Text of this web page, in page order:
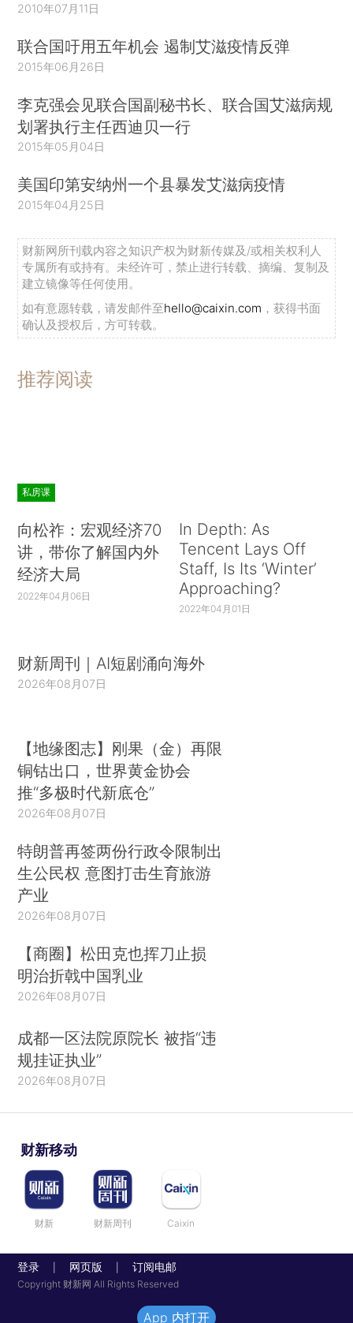
2010年07月11日
联合国吁用五年机会 遏制艾滋疫情反弹
2015年06月26日
李克强会见联合国副秘书长、联合国艾滋病规
划署执行主任西迪贝一行
2015年05月04日
美国印第安纳州一个县暴发艾滋病疫情
2015年04月25日
财新网所刊载内容之知识产权为财新传媒及/或相关权利人
专属所有或持有。未经许可，禁止进行转载、摘编、复制及
建立镜像等任何使用。
如有意愿转载，请发邮件至hello@caixin.com ，获得书面
确认及授权后，方可转载。
推荐阅读
私房课
向松祚：宏观经济70
讲，带你了解国内外
经济大局
2022年04月06日
In Depth: As
Tencent Lays Off
Staff, Is Its ‘Winter’
Approaching?
2022年04月01日
财新周刊｜AI短剧涌向海外
2026年08月07日
【地缘图志】刚果（金）再限
铜钴出口，世界黄金协会
推“多极时代新底仓”
2026年08月07日
特朗普再签两份行政令限制出
生公民权 意图打击生育旅游
产业
2026年08月07日
【商圈】松田克也挥刀止损
明治折戟中国乳业
2026年08月07日
成都一区法院原院长 被指“违
规挂证执业”
2026年08月07日
财新移动
财新 财新周刊 Caixin
登录 网页版 订阅电邮
Copyright 财新网 All Rights Reserved
App 内打开